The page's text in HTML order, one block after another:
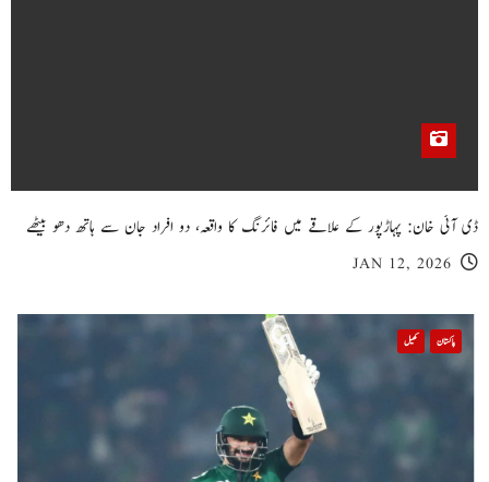
ڈی آئی خان: پہاڑپور کے علاقے میں فائرنگ کا واقعہ، دو افراد جان سے ہاتھ دھو بیٹھے
JAN 12, 2026
پاکستان کھیل